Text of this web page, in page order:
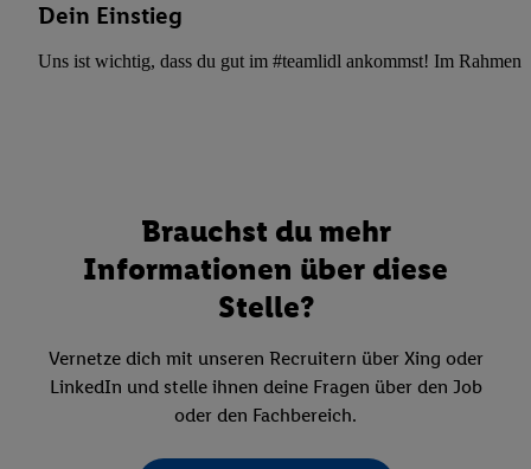
Dein Einstieg
Uns ist wichtig, dass du gut im #teamlidl ankommst! Im Rahmen
Brauchst du mehr
Informationen über diese
Stelle?
Vernetze dich mit unseren Recruitern über Xing oder
LinkedIn und stelle ihnen deine Fragen über den Job
oder den Fachbereich.